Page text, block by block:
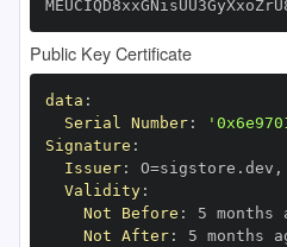
Public Key Certificate
data :
Serial Number:
Signature :
Issuer: O=sigstore.dev ,
Validity:
Not Before : 5 months
Not After: 5 months